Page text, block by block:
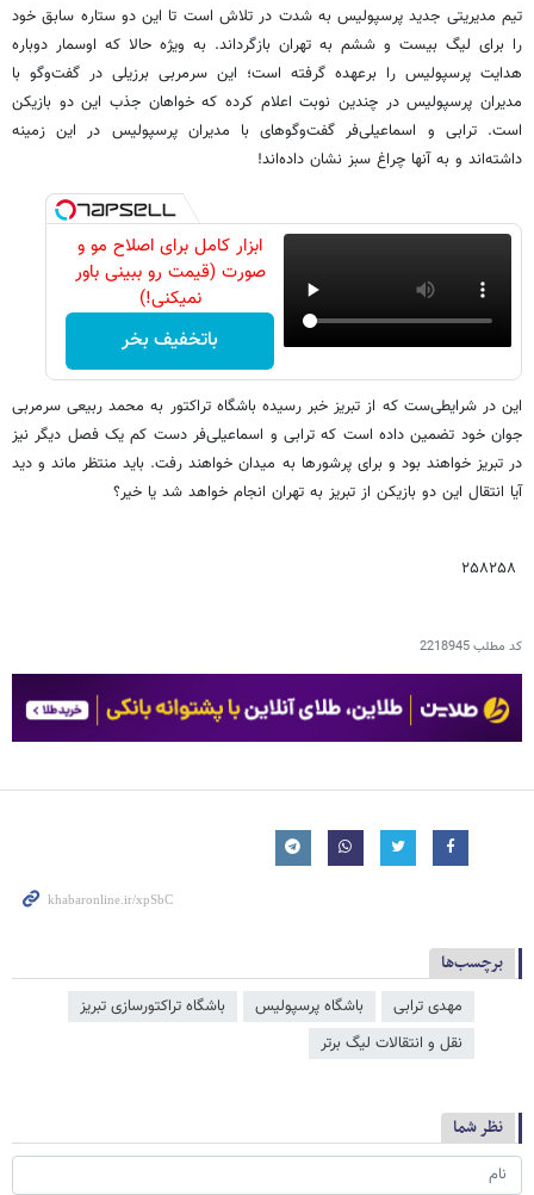
تیم مدیریتی جدید پرسپولیس به شدت در تلاش است تا این دو ستاره سابق خود
را برای لیگ بیست و ششم به تهران بازگرداند. به ویژه حالا که اوسمار دوباره
هدایت پرسپولیس را برعهده گرفته است؛ این سرمربی برزیلی در گفت‌وگو با
مدیران پرسپولیس در چندین نوبت اعلام کرده که خواهان جذب این دو بازیکن
است. ترابی و اسماعیلی‌فر گفت‌وگوهای با مدیران پرسپولیس در این زمینه
داشته‌اند و به آنها چراغ سبز نشان داده‌اند!
ابزار کامل برای اصلاح مو و
صورت (قیمت رو ببینی باور
نمیکنی!)
باتخفیف بخر
این در شرایطی‌ست که از تبریز خبر رسیده باشگاه تراکتور به محمد ربیعی سرمربی
جوان خود تضمین داده است که ترابی و اسماعیلی‌فر دست کم یک فصل دیگر نیز
در تبریز خواهند بود و برای پرشورها به میدان خواهند رفت. باید منتظر ماند و دید
آیا انتقال این دو بازیکن از تبریز به تهران انجام خواهد شد یا خیر؟
کد مطلب2218945
برچسب‌ها
مهدی ترابی باشگاه پرسپولیس
باشگاه تراکتورسازی تبریز
نقل و انتقالات لیگ برتر
نظر شما